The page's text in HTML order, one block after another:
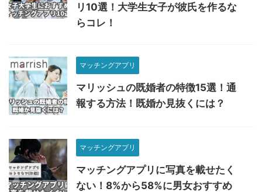
リ10選！大学生女子が彼氏を作るな
らコレ！
マッチングアプリ
マリッシュの既婚者の特徴15選！通
報する方法！既婚か見抜くには？
マッチングアプリ
マッチングアプリに写真を載せたく
ない！8%から58%に男女おすすめ